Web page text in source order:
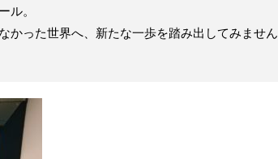
ル。
かった世界へ、新たな一歩を踏み出してみません